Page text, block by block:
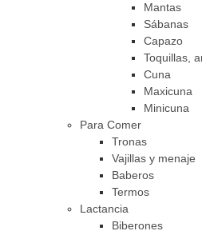
Mantas
Sábanas
Capazo
Toquillas,
Cuna
Maxicuna
Minicuna
Para Comer
Tronas
Vajillas y menaje
Baberos
Termos
Lactancia
Biberones